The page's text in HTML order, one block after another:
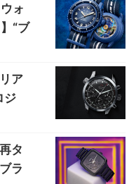
ォ
“ブ
ア
ジ
タ
ラ